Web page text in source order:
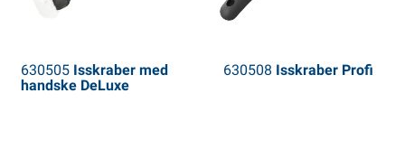
630505Isskraber med
handske DeLuxe
630508 Isskraber Profi